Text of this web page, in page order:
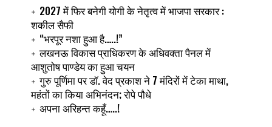
2027 में फिर बनेगी योगी के नेतृत्व में भाजपा सरकार :
शकील सैफी
“भरपूर नशा हुआ है…..!”
लखनऊ विकास प्राधिकरण के अधिवक्ता पैनल में
आशुतोष पाण्डेय का हुआ चयन
गुरु पूर्णिमा पर डॉ. वेद प्रकाश ने 7 मंदिरों में टेका माथा,
महंतों का किया अभिनंदन; रोपे पौधे
अपना अरिहन्त कहूँ…..!